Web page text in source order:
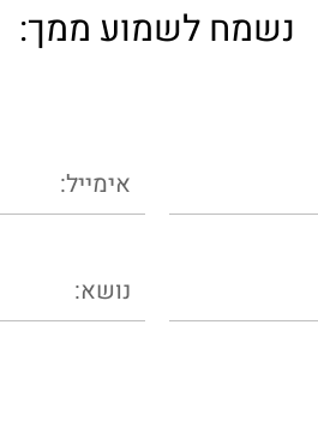
נשמח לשמוע ממך: